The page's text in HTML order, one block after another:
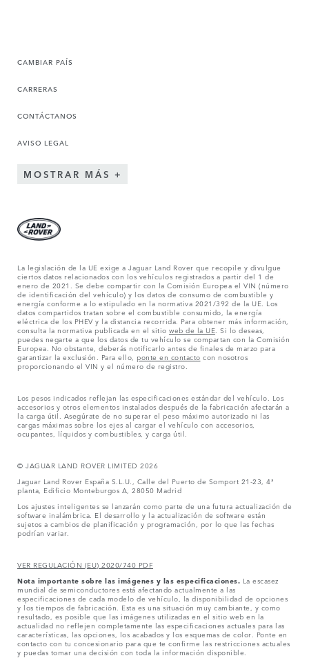
CAMBIAR PAÍS
CARRERAS
CONTÁCTANOS
AVISO LEGAL
MOSTRAR MÁS
La legislación de la UE exige a Jaguar Land Rover que recopile y divulgue
ciertos datos relacionados con los vehículos registrados a partir del 1 de
enero de 2021. Se debe compartir con la Comisión Europea el VIN (número
de identificación del vehículo) y los datos de consumo de combustible y
energía conforme a lo estipulado en la normativa 2021/392 de la UE. Los
datos compartidos tratan sobre el combustible consumido, la energía
eléctrica de los PHEV y la distancia recorrida. Para obtener más información,
consulta la normativa publicada en el sitio web de la UE . Si lo deseas,
puedes negarte a que los datos de tu vehículo se compartan con la Comisión
Europea. No obstante, deberás notificarlo antes de finales de marzo para
garantizar la exclusión. Para ello, ponte en contacto con nosotros
proporcionando el VIN y el número de registro.
Los pesos indicados reflejan las especificaciones estándar del vehículo. Los
accesorios y otros elementos instalados después de la fabricación afectarán a
la carga útil. Asegúrate de no superar el peso máximo autorizado ni las
cargas máximas sobre los ejes al cargar el vehículo con accesorios,
ocupantes, líquidos y combustibles, y carga útil.
© JAGUAR LAND ROVER LIMITED 2026
Jaguar Land Rover España S.L.U., Calle del Puerto de Somport 21-23, 4ª
planta, Edificio Monteburgos A, 28050 Madrid
Los ajustes inteligentes se lanzarán como parte de una futura actualización de
software inalámbrica. El desarrollo y la actualización de software están
sujetos a cambios de planificación y programación, por lo que las fechas
podrían variar.
VER REGULACIÓN (EU) 2020/740 PDF
Nota importante sobre las imágenes y las especificaciones. La escasez
mundial de semiconductores está afectando actualmente a las
especificaciones de cada modelo de vehículo, la disponibilidad de opciones
y los tiempos de fabricación. Esta es una situación muy cambiante, y como
resultado, es posible que las imágenes utilizadas en el sitio web en la
actualidad no reflejen completamente las especificaciones actuales para las
características, las opciones, los acabados y los esquemas de color. Ponte en
contacto con tu concesionario para que te confirme las restricciones actuales
y puedas tomar una decisión con toda la información disponible.